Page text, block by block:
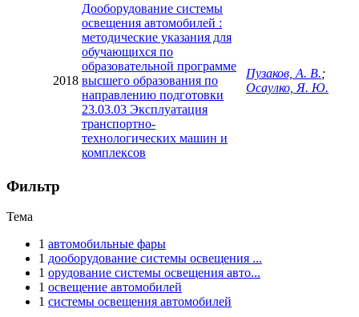
2018
Дооборудование системы
освещения автомобилей :
методические указания для
обучающихся по
образовательной программе
высшего образования по
направлению подготовки
23.03.03 Эксплуатация
транспортно-
технологических машин и
комплексов
Пузаков, А. В.;
Осаулко, Я. Ю.
Фильтр
Тема
1 автомобильные фары
1 дооборудование системы освещения ...
1 орудование системы освещения авто...
1 освещение автомобилей
1 системы освещения автомобилей